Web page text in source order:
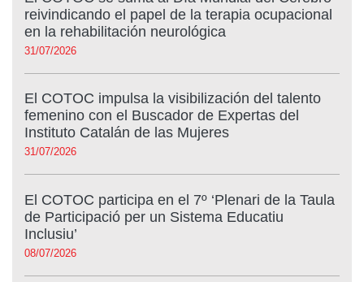
reivindicando el papel de la terapia ocupacional
en la rehabilitación neurológica
31/07/2026
El COTOC impulsa la visibilización del talento
femenino con el Buscador de Expertas del
Instituto Catalán de las Mujeres
31/07/2026
El COTOC participa en el 7º ‘Plenari de la Taula
de Participació per un Sistema Educatiu
Inclusiu’
08/07/2026